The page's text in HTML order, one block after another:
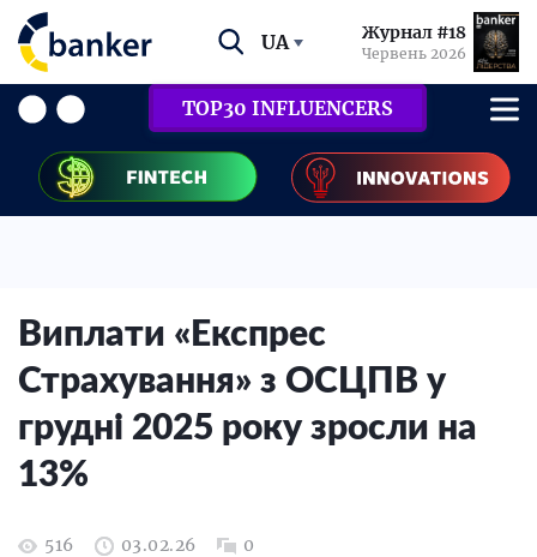
UA Журнал #18
Червень 2026
TOP30 INFLUENCERS
Виплати «Експрес
Страхування» з ОСЦПВ у
грудні 2025 року зросли на
13%
516 03.02.26 0